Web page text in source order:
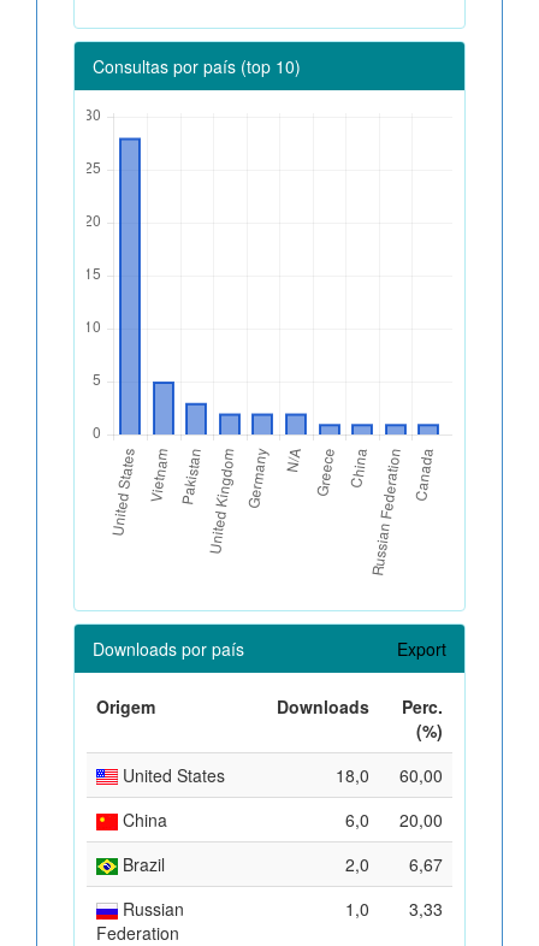
Consultas por país (top 10)
Downloads por país Export
Origem Downloads
Perc.
(%)
United States
18,0
60,00
China
6,0
20,00
Brazil
2,0
6,67
Russian
Federation
1,0 3,33